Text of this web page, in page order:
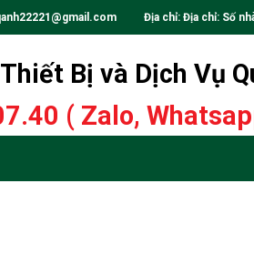
Địa chỉ: Địa chỉ: Số nhà
Bị và Dịch Vụ
( Zalo,